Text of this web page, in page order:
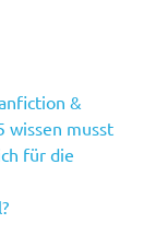
&
wissen musst
für die